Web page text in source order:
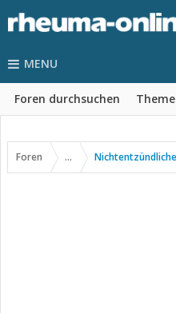
MENU
Foren durchsuchen
Foren ...